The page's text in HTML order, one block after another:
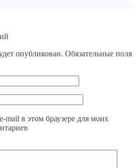
опубликован. Обязательные поля
mail в этом браузере для моих